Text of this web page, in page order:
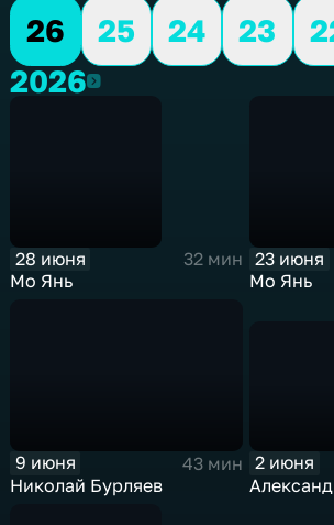
26
25 24 23
20262026
28 июня
32 мин
Мо Янь
23 июня
Мо Янь
9 июня
43 мин
Николай Бурляев
2 июня